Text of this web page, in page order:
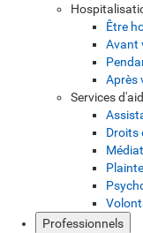
Être
Avant
Après
Services
Droits
Professionnels